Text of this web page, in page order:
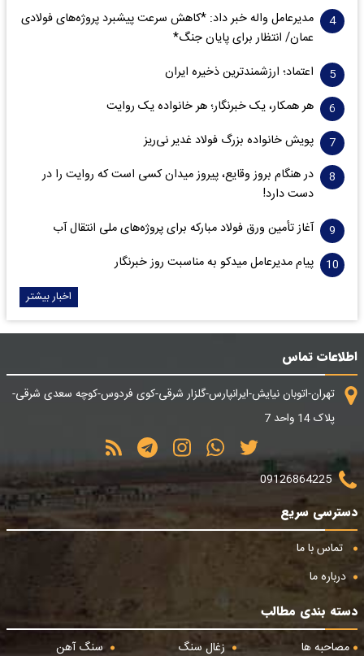
مدیرعامل واله خبر داد: *کاهش سرعت پیشبرد پروژه‌های فولادی
عمان/ انتظار برای پایان جنگ*
اعتماد؛ ارزشمندترین ذخیره ایران
هر همکار، یک خبرنگار؛ هر خانواده یک روایت
پویش خانواده بزرگ فولاد غدیر نی‌ریز
در هنگام بروز وقایع، پیروز میدان کسی است که روایت را در
دست دارد!
آغاز تأمین ورق فولاد مبارکه برای پروژه‌های ملی انتقال آب
پیام مدیرعامل میدکو به مناسبت روز خبرنگار
اخبار بیشتر
اطلاعات تماس
تهران-اتوبان نیایش-ایرانپارس-گلزار شرقی-کوی فردوس-کوچه سعدی شرقی-
پلاک 14 واحد 7
09126864225
دسترسی سریع
تماس با ما
درباره ما
دسته بندی مطالب
مصاحبه ها
زغال سنگ سنگ آهن